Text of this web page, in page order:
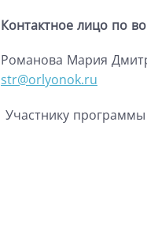
Контактное лицо по
Романова Мария
str@orlyonok.ru
Участнику